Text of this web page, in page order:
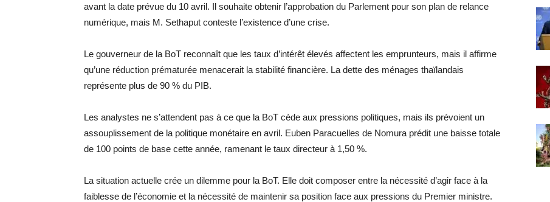
avant la date prévue du 10 avril. Il souhaite obtenir l’approbation du Parlement pour son plan de relance
numérique, mais M. Sethaput conteste l’existence d’une crise.
Le gouverneur de la BoT reconnaît que les taux d’intérêt élevés affectent les emprunteurs, mais il affirme
qu’une réduction prématurée menacerait la stabilité financière. La dette des ménages thaïlandais
représente plus de 90 % du PIB.
Les analystes ne s’attendent pas à ce que la BoT cède aux pressions politiques, mais ils prévoient un
assouplissement de la politique monétaire en avril. Euben Paracuelles de Nomura prédit une baisse totale
de 100 points de base cette année, ramenant le taux directeur à 1,50 %.
La situation actuelle crée un dilemme pour la BoT. Elle doit composer entre la nécessité d’agir face à la
faiblesse de l’économie et la nécessité de maintenir sa position face aux pressions du Premier ministre.